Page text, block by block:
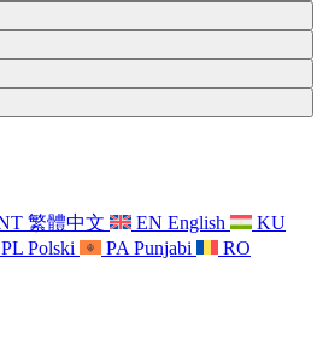
evaluare
independente
familiei
evaluare
familii
evaluare
revizuirea maternității
independente
independente
familială
în domeniul sănătății mintale
繁體中文 EN English
KU
PL Polski PA Punjabi
RO